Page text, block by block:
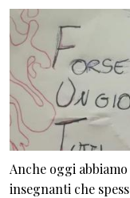
Anche oggi
insegnanti che